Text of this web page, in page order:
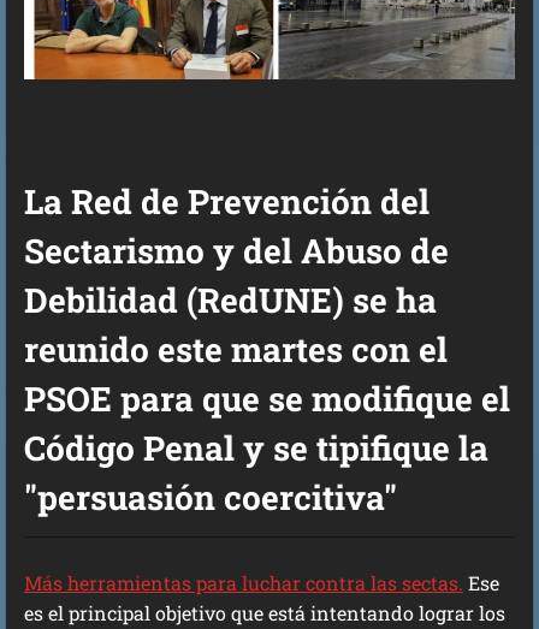
La Red de Prevención del
Sectarismo y del Abuso de
Debilidad (RedUNE) se ha
reunido este martes con el
PSOE para que se modifique el
Código Penal y se tipifique la
"persuasión coercitiva"
Más herramientas para luchar contra las sectas. Ese
es el principal objetivo que está intentando lograr los